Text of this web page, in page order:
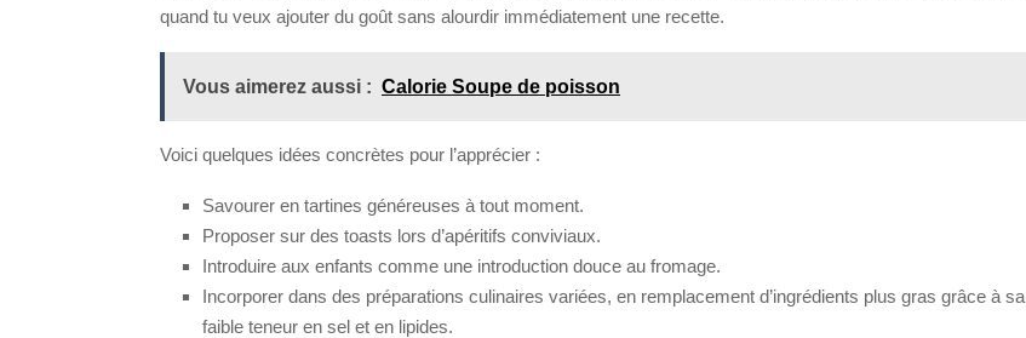
quand tu veux ajouter du goût sans alourdir immédiatement une recette.
Vous aimerez aussi : Calorie Soupe de poisson
Voici quelques idées concrètes pour l’apprécier :
Savourer en tartines généreuses à tout moment.
Proposer sur des toasts lors d’apéritifs conviviaux.
Introduire aux enfants comme une introduction douce au fromage.
Incorporer dans des préparations culinaires variées, en remplacement d’ingrédients plus gras grâce à sa
faible teneur en sel et en lipides.